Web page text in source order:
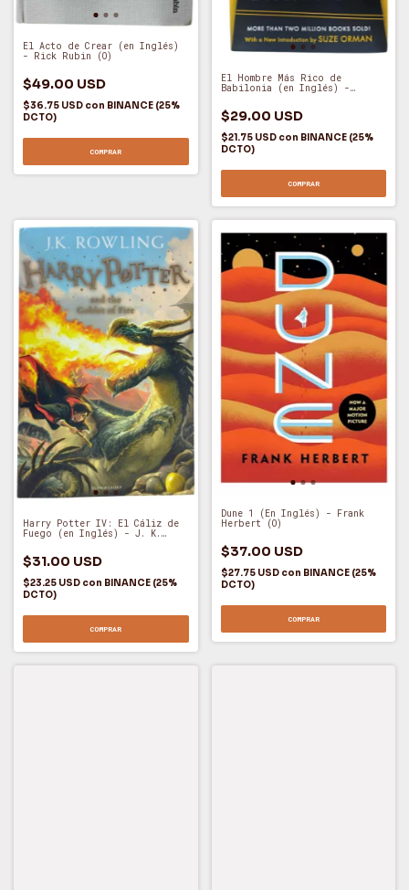
El Acto de Crear (en Inglés)
- Rick Rubin (O)
$49.00 USD
$36.75 USD con BINANCE (25%
DCTO)
COMPRAR
El Hombre Más Rico de
Babilonia (en Inglés) -
$29.00 USD
$21.75 USD con BINANCE (25%
DCTO)
COMPRAR
Harry Potter IV: El Cáliz de
Fuego (en Inglés) - J. K.
$31.00 USD
$23.25 USD con BINANCE (25%
DCTO)
COMPRAR
Dune 1 (En Inglés) - Frank
Herbert (O)
$37.00 USD
$27.75 USD con BINANCE (25%
DCTO)
COMPRAR